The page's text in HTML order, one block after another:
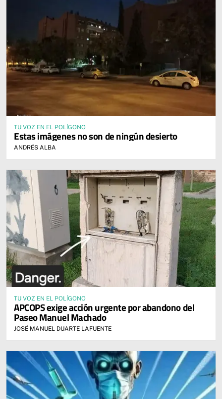
TU VOZ EN EL POLÍGONO
Estas imágenes no son de ningún desierto
ANDRÉS ALBA
TU VOZ EN EL POLÍGONO
APCOPS exige acción urgente por abandono del
Paseo Manuel Machado
JOSÉ MANUEL DUARTE LAFUENTE